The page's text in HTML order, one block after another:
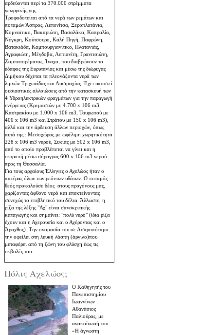
αρδεύονται περί τα 370.000 στρέμματα
γεωργικής γης.
Τροφοδοτείται από τα νερά των ρεμάτων και
ποταμών Άσπρος, Λεπενίτσα, Ξεροπλατάνια,
Κομναϊτικο, Βακαριώτη, Βασαλάκα, Καπραλία,
Νέγκρη, Κούτσουρο, Καλή Πηγή, Παφρώνη,
Βατακιάδα, Καμπουργιανίτικο, Πλατανιάς,
Αγραφιώτη, Μέγδοβα, Λεπιανίτη, Γρανιτσιώτη,
Ζαμπατορέματος, Ίναχο, που διαβρώνουν το
έδαφος της Ευρυτανίας και μέσω της διώρυγας
Διμήκου δέχεται τα πλεονάζοντα νερά των
λιμνών Τριχωνίδας και Λυσιμαχίας. Έχει υποστεί
ουσιαστικές αλλοιώσεις από την κατασκευή των
4 Υδροηλεκτρικών φραγμάτων για την παραγωγή
ενέργειας (Κρεμαστών με 4.700 x 106 m3,
Καστρακίου με 1.000 x 106 m3, Ταυρωπού με
400 x 106 m3 και Στράτου με 150 x 106 m3),
αλλά και την άρδευση άλλων περιοχών, όπως
αυτά της : Μεσοχώρας με ωφέλιμη χωρητικότητα
228 x 106 m3 νερού, Συκιάς με 502 x 106 m3,
από το οποίο προβλέπεται να γίνει και η
εκτροπή μέσω σήραγγας 600 x 106 m3 νερού
προς τη Θεσσαλία.
Για τους αρχαίους Έλληνες ο Αχελώος ήταν ο
πατέρας όλων των ρεόντων υδάτων. Ο ποταμός -
θεός προκαλούσε δέος στους προγόνους μας,
χαρίζοντας άφθονο νερό και επεκτείνοντας
συνεχώς το επιβλητικό του δέλτα. Άλλωστε, η
ρίζα της λέξης "Αχ" είναι σανσκριτικής
καταγωγής και σημαίνει: "πολύ νερό" (ίδια ρίζα
έχουν και η Αχερουσία και ο Αχέροντας και ο
Άραχθος). Την ονομασία του σε Ασπροπόταμο
την οφείλει στη λευκή λάσπη (άργιλο)που
μεταφέρει από τη ζώνη του φλύσχη έως τις
εκβολές του.
Πόλις Αχελώος;
O Καθηγητής του
Πανεπιστημίου
Ιωαννίνων
Αθανάσιος
Παλιούρας, με
ανακοίνωσή του
«Η άγνωστη